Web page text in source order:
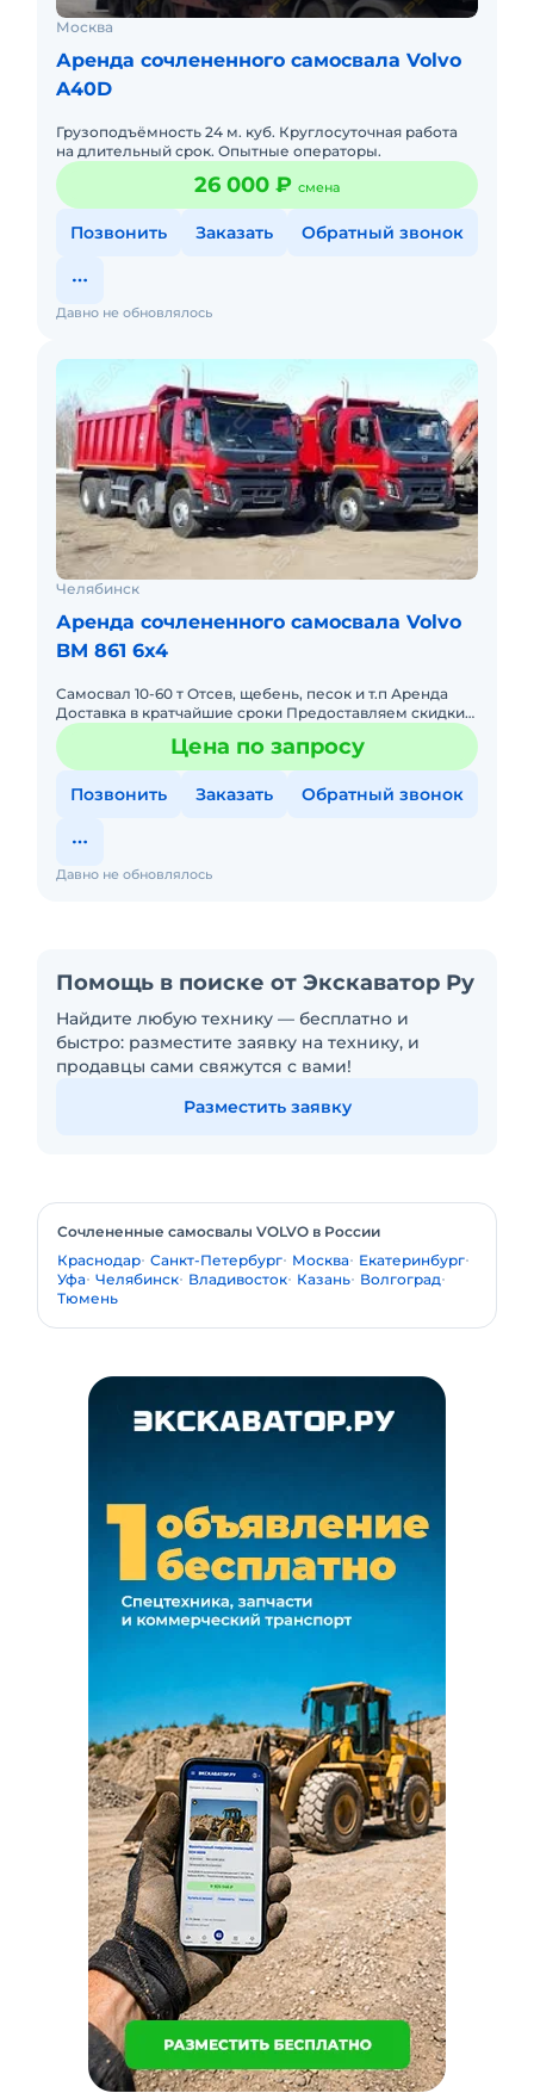
Москва
Аренда сочлененного самосвала Volvo
A40D
Грузоподъёмность 24 м. куб. Круглосуточная работа
на длительный срок. Опытные операторы.
26 000 ₽ смена
Позвонить Заказать Обратный звонок
Давно не обновлялось
Челябинск
Аренда сочлененного самосвала Volvo
BM 861 6x4
Самосвал 10-60 т Отсев, щебень, песок и т.п Аренда
Доставка в кратчайшие сроки Предоставляем скидки
на объём Работаем без выходных
Цена по запросу
Позвонить Заказать Обратный звонок
Давно не обновлялось
Помощь в поиске от Экскаватор Ру
Найдите любую технику — бесплатно и
быстро: разместите заявку на технику, и
продавцы сами свяжутся с вами!
Разместить заявку
Сочлененные самосвалы VOLVO в России
Краснодар Санкт-Петербург Москва Екатеринбург
Уфа Челябинск Владивосток Казань Волгоград
Тюмень